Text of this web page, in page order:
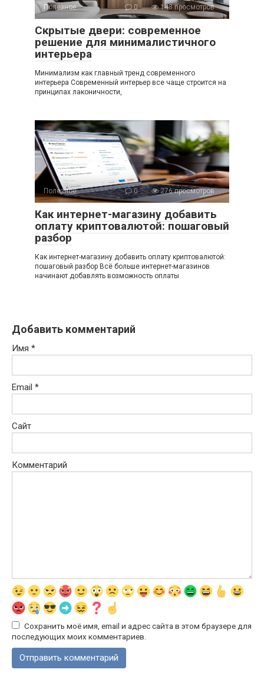
Полезное 0 148 просмотров
Скрытые двери: современное
решение для минималистичного
интерьера
Минимализм как главный тренд современного
интерьера Современный интерьер все чаще строится на
принципах лаконичности,
Полезное 0 276 просмотров
Как интернет-магазину добавить
оплату криптовалютой: пошаговый
разбор
Как интернет-магазину добавить оплату криптовалютой:
пошаговый разбор Всё больше интернет-магазинов
начинают добавлять возможность оплаты
Добавить комментарий
Имя *
Email *
Сайт
Комментарий
Сохранить моё имя, email и адрес сайта в этом браузере для
последующих моих комментариев.